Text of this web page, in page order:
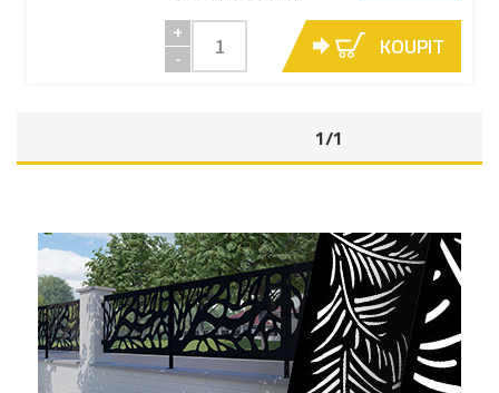
+
-
KOUPIT
1/1